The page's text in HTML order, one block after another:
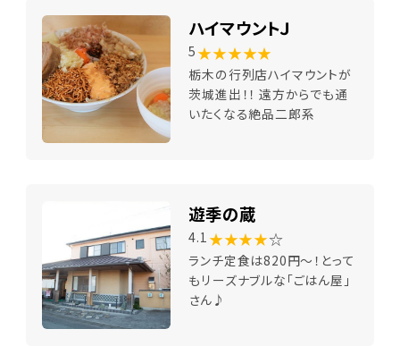
ハイマウントＪ
5 ★★★★★
栃木の行列店ハイマウントが
茨城進出！！ 遠方からでも通
いたくなる絶品二郎系
遊季の蔵
4.1 ★★★★☆
ランチ定食は820円～！とって
もリーズナブルな「ごはん屋」
さん♪